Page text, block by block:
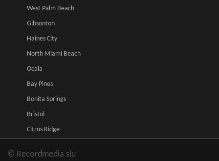
West Palm Beach
Gibsonton
Haines City
North Miami Beach
Ocala
Bay Pines
Bonita Springs
Bristol
Citrus Ridge
© Recordmedia slu